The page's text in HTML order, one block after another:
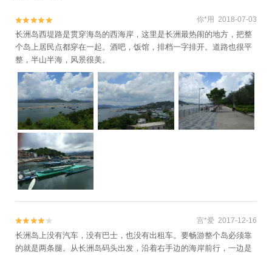

 你*用 2018-07-03
长洲岛西堤路是贯穿海岛的西海岸，这里是长洲最热闹的地方，把整
个岛上居民点都穿在一起。酒吧，饭馆，排档一字排开。道路也很平
整，半山半海，风景很美。

 宫*爱 2017-12-16
长洲岛上没有汽车，没有巴士，也没有出租车。要畅游整个岛必须靠
的就是两条腿。从长洲岛码头出发，沿着右手边的海岸前行，一边是